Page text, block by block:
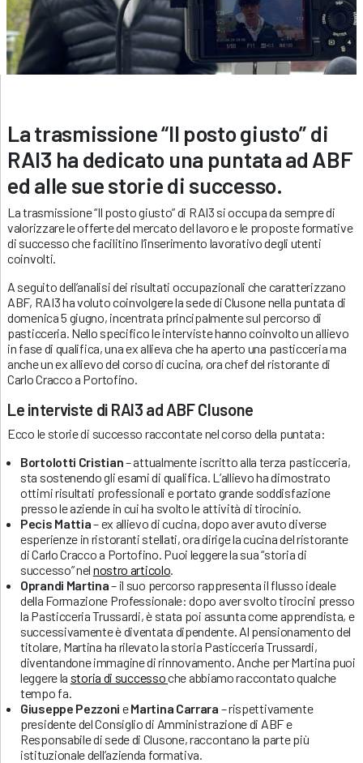
La trasmissione “Il posto giusto” di
RAI3 ha dedicato una puntata ad ABF
ed alle sue storie di successo.
La trasmissione “Il posto giusto” di RAI3 si occupa da sempre di
valorizzare le offerte del mercato del lavoro e le proposte formative
di successo che facilitino l’inserimento lavorativo degli utenti
coinvolti.
A seguito dell’analisi dei risultati occupazionali che caratterizzano
ABF, RAI3 ha voluto coinvolgere la sede di Clusone nella puntata di
domenica 5 giugno, incentrata principalmente sul percorso di
pasticceria. Nello specifico le interviste hanno coinvolto un allievo
in fase di qualifica, una ex allieva che ha aperto una pasticceria ma
anche un ex allievo del corso di cucina, ora chef del ristorante di
Carlo Cracco a Portofino.
Le interviste di RAI3 ad ABF Clusone
Ecco le storie di successo raccontate nel corso della puntata:
Bortolotti Cristian– attualmente iscritto alla terza pasticceria,
sta sostenendo gli esami di qualifica. L’allievo ha dimostrato
ottimi risultati professionali e portato grande soddisfazione
presso le aziende in cui ha svolto le attività di tirocinio.
Pecis Mattia– ex allievo di cucina, dopo aver avuto diverse
esperienze in ristoranti stellati, ora dirige la cucina del ristorante
di Carlo Cracco a Portofino. Puoi leggere la sua “storia di
successo” nel nostro articolo
Oprandi Martina– il suo percorso rappresenta il flusso ideale
della Formazione Professionale: dopo aver svolto tirocini presso
la Pasticceria Trussardi, è stata poi assunta come apprendista, e
successivamente è diventata dipendente. Al pensionamento del
titolare, Martina ha rilevato la storia Pasticceria Trussardi,
diventandone immagine di rinnovamento. Anche per Martina puoi
leggere la storia di successoche abbiamo raccontato qualche
tempo fa.
Giuseppe Pezzoni eMartina Carrara – rispettivamente
presidente del Consiglio di Amministrazione di ABF e
Responsabile di sede di Clusone, raccontano la parte più
istituzionale dell’azienda formativa.